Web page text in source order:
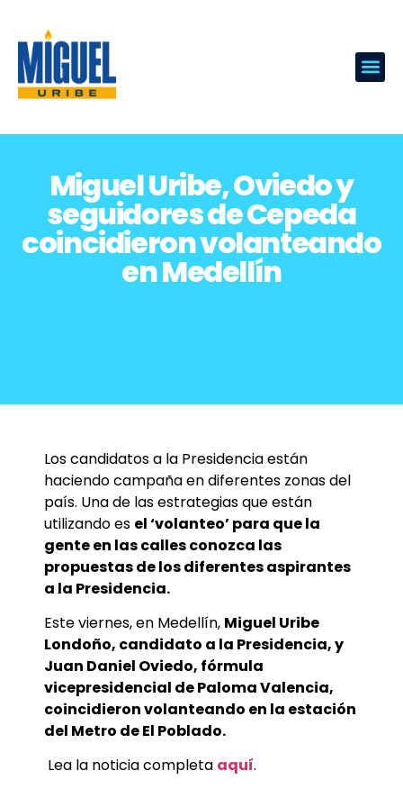
Miguel Uribe, Oviedo y
seguidores de Cepeda
coincidieron volanteando
en Medellín
Los candidatos a la Presidencia están
haciendo campaña en diferentes zonas del
país. Una de las estrategias que están
utilizando es el ‘volanteo’ para que la
gente en las calles conozca las
propuestas de los diferentes aspirantes
a la Presidencia.
Este viernes, en Medellín, Miguel Uribe
Londoño, candidato a la Presidencia, y
Juan Daniel Oviedo, fórmula
vicepresidencial de Paloma Valencia,
coincidieron volanteando en la estación
del Metro de El Poblado.
Lea la noticia completa aquí.